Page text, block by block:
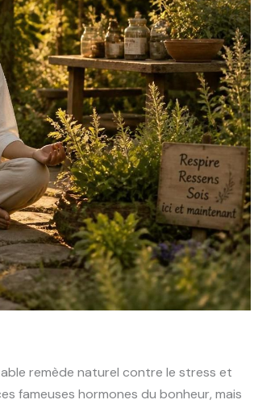
remède naturel contre le stress et
fameuses hormones du bonheur, mais